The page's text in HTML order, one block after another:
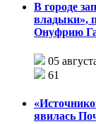
В городе
владыки»,
Онуфрию
05
61
явилась